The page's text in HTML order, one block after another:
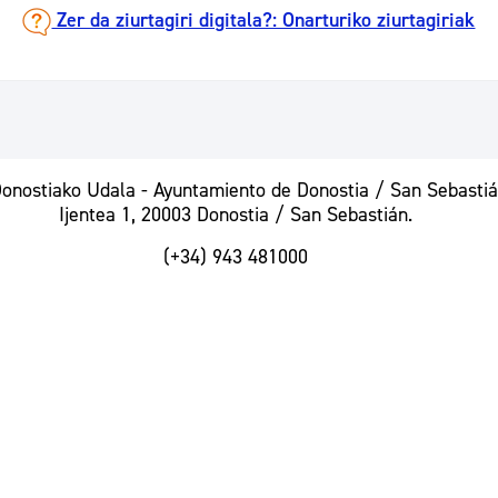
Zer da ziurtagiri digitala?: Onarturiko ziurtagiriak
Udala - Ayuntamiento de Donostia / San
Ijentea 1, 20003 Donostia / San Sebastián.
(+34) 943 481000